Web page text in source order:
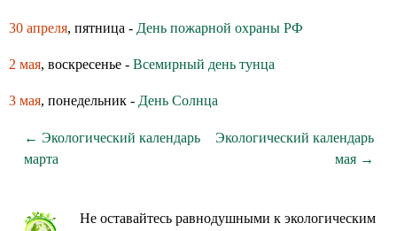
30 апреля, пятница - День пожарной охраны РФ
2 мая, воскресенье - Всемирный день тунца
3 мая, понедельник - День Солнца
← Экологический календарь
марта
Экологический календарь
мая →
Не оставайтесь равнодушными к экологическим